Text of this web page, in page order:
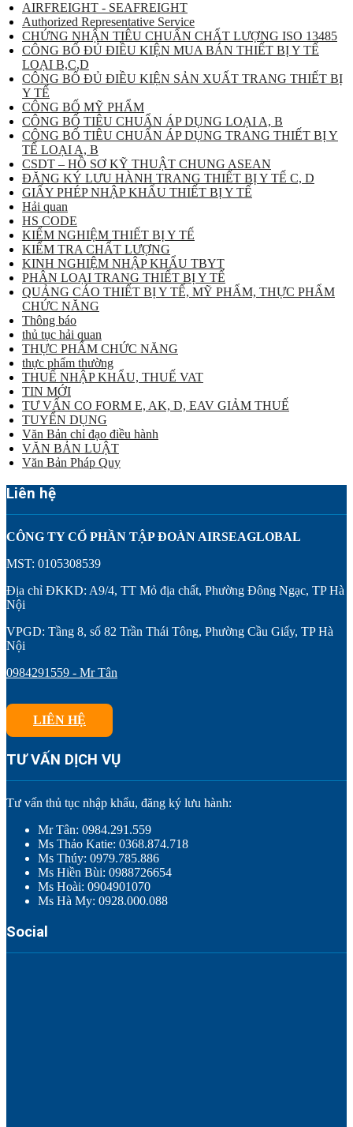
AIRFREIGHT - SEAFREIGHT
Authorized Representative Service
CHỨNG NHẬN TIÊU CHUẨN CHẤT LƯỢNG ISO 13485
CÔNG BỐ ĐỦ ĐIỀU KIỆN MUA BÁN THIẾT BỊ Y TẾ
LOẠI B,C,D
CÔNG BỐ ĐỦ ĐIỀU KIỆN SẢN XUẤT TRANG THIẾT BỊ
Y TẾ
CÔNG BỐ MỸ PHẨM
CÔNG BỐ TIÊU CHUẨN ÁP DỤNG LOẠI A, B
CÔNG BỐ TIÊU CHUẨN ÁP DỤNG TRANG THIẾT BỊ Y
TẾ LOẠI A, B
CSDT – HỒ SƠ KỸ THUẬT CHUNG ASEAN
ĐĂNG KÝ LƯU HÀNH TRANG THIẾT BỊ Y TẾ C, D
GIẤY PHÉP NHẬP KHẨU THIẾT BỊ Y TẾ
Hải quan
HS CODE
KIỂM NGHIỆM THIẾT BỊ Y TẾ
KIỂM TRA CHẤT LƯỢNG
KINH NGHIỆM NHẬP KHẨU TBYT
PHÂN LOẠI TRANG THIẾT BỊ Y TẾ
QUẢNG CÁO THIẾT BỊ Y TẾ, MỸ PHẨM, THỰC PHẨM
CHỨC NĂNG
Thông báo
thủ tục hải quan
THỰC PHẨM CHỨC NĂNG
thực phẩm thường
THUẾ NHẬP KHẨU, THUẾ VAT
TIN MỚI
TƯ VẤN CO FORM E, AK, D, EAV GIẢM THUẾ
TUYỂN DỤNG
Văn Bản chỉ đạo điều hành
VĂN BẢN LUẬT
Văn Bản Pháp Quy
Liên hệ
CÔNG TY CỔ PHẦN TẬP ĐOÀN AIRSEAGLOBAL
MST: 0105308539
Địa chỉ ĐKKD: A9/4, TT Mỏ địa chất, Phường Đông Ngạc, TP Hà
Nội
VPGD: Tầng 8, số 82 Trần Thái Tông, Phường Cầu Giấy, TP Hà
Nội
0984291559 - Mr Tân
LIÊN HỆ
TƯ VẤN DỊCH VỤ
Tư vấn thủ tục nhập khẩu, đăng ký lưu hành:
Mr Tân: 0984.291.559
Ms Thảo Katie: 0368.874.718
Ms Thúy: 0979.785.886
Ms Hiền Bùi: 0988726654
Ms Hoài: 0904901070
Ms Hà My: 0928.000.088
Social